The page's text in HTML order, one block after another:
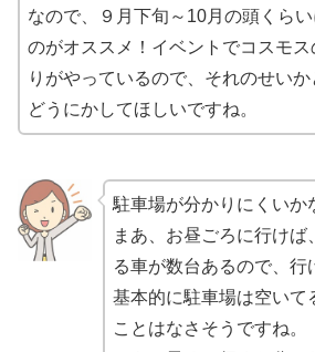
なので、９月下旬～10月の頭くらい
のがオススメ！イベントでコスモス
りがやっているので、それのせいか
どうにかしてほしいですね。
駐車場が分かりにくいか
まあ、お昼ごろに行けば
る車が数台あるので、行
基本的に駐車場は空いて
ことはなさそうですね。